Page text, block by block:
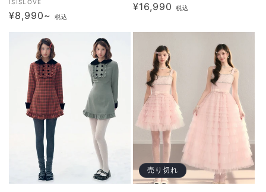
販
売
ISISLOVE
通
¥8,990~ 税込
売
通
価
¥16,990 税込
売り切れ